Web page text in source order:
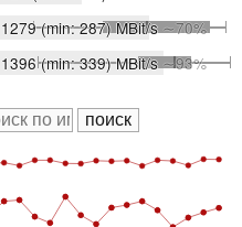
1279(min: 287)MBit/s∼70%
1396(min: 339)MBit/s∼93%